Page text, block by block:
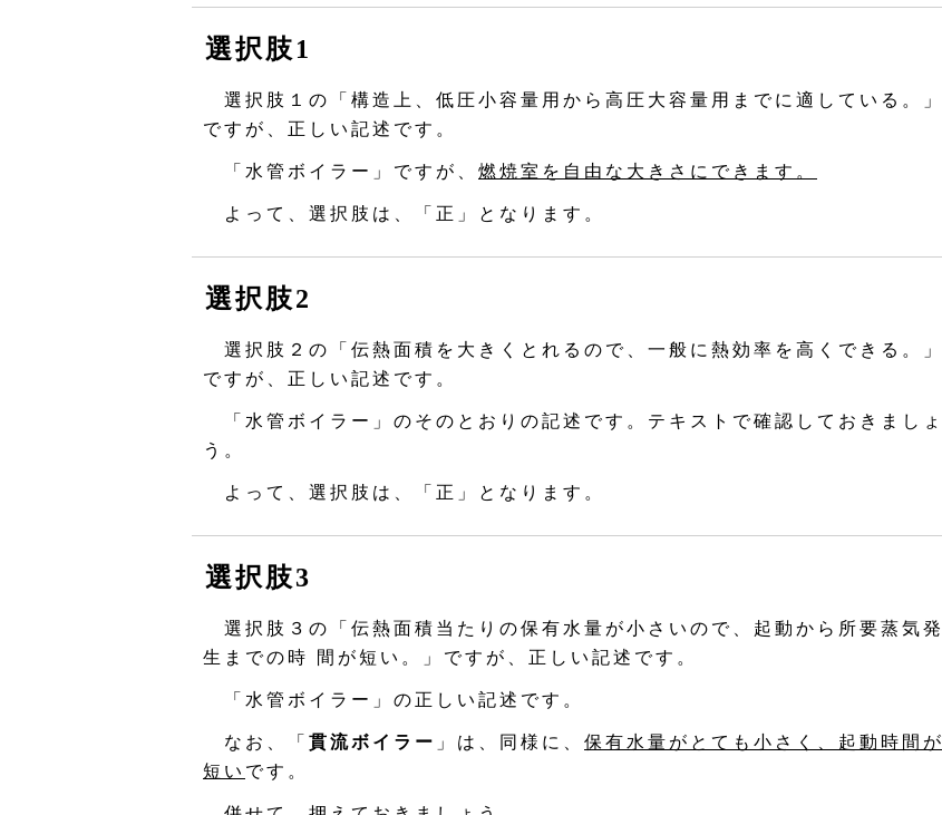
選択肢1
選択肢１の「構造上、低圧小容量用から高圧大容量用までに適している。」
ですが、正しい記述です。
「水管ボイラー」ですが、 燃焼室を自由な大きさにできます。
よって、選択肢は、「正」となります。
選択肢2
選択肢２の「伝熱面積を大きくとれるので、一般に熱効率を高くできる。」
ですが、正しい記述です。
「水管ボイラー」のそのとおりの記述です。テキストで確認しておきましょ
う。
よって、選択肢は、「正」となります。
選択肢3
選択肢３の「伝熱面積当たりの保有水量が小さいので、起動から所要蒸気発
生までの時 間が短い。」ですが、正しい記述です。
「水管ボイラー」の正しい記述です。
なお、「 貫流ボイラー 」は、同様に、 保有水量がとても小さく、起動時間が
短い です。